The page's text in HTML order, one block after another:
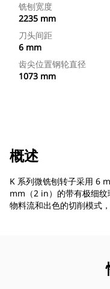
铣刨宽度
2235 mm
刀头间距
6 mm
齿尖位置钢轮直径
1073 mm
概述
K 系列微铣刨转子采用 6
mm（2 in）的带有极细纹
物料流和出色的切削模式